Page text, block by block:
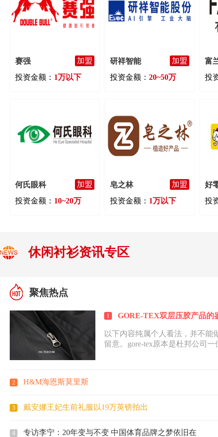
赛强
加盟
投资金额： 1万以下
研祥智能
加盟
投资金额： 20~50万
富
投
何氏眼科
加盟
投资金额： 10~20万
皂之林
加盟
投资金额： 1万以下
好
投
休闲衬衫资讯专区
聚焦热点
1 GORE-TEX双层压胶产品的
以下内容纯属个人看法，并不能
留意。gore-tex原本是杜邦公司
2 H&M海恩斯莫里斯
3 戴安娜王妃生前礼服以19万英镑拍出
4 专访李宁：20年变与不变 中国体育品牌之梦依旧在